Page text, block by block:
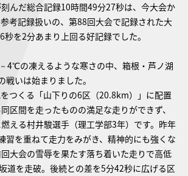
んだ総合記録10時間49分27秒は、今大会か
考記録扱いの、第88回大会で記録された大
を2分あまり上回る好記録でした。
4℃の凍えるような寒さの中、箱根・芦ノ湖
いは始まりました。
つくる「山下りの6区（20.8km）」に配置
区間を走ったものの満足な走りができず、
える村井駿選手（理工学部3年）です。昨年
習を重ねて走力をみがき、精神的にも強くな
大会の雪辱を果たす落ち着いた走りで高低
道を走破。後続との差を5分42秒に広げる区